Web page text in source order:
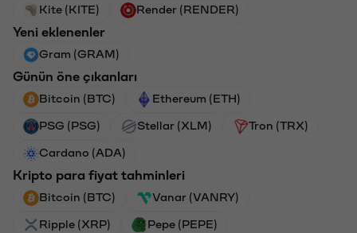
Kite (KITE) Render (RENDER)
Yeni eklenenler
Gram (GRAM)
Günün öne çıkanları
Bitcoin (BTC) Ethereum (ETH)
PSG (PSG) Stellar (XLM) Tron (TRX)
Cardano (ADA)
Kripto para fiyat tahminleri
Bitcoin (BTC) Vanar (VANRY)
Ripple (XRP) Pepe (PEPE)